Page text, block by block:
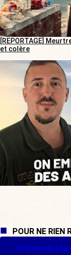
[REPORTAGE]
et colère
POUR NE RIEN
Je m'inscris à